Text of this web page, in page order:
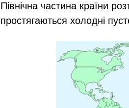
Північна частина країни
простягаються холодні